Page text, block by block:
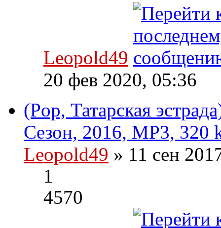
Leopold49
20 фев 2020, 05:36
(Pop, Татарская
Сезон, 2016, MP3, 320
Leopold49 » 11 сен
1
4570